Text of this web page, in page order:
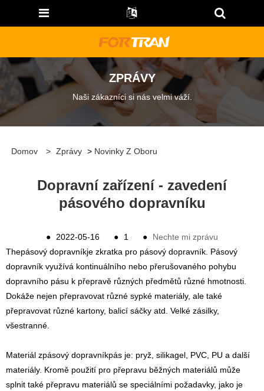
ZPRÁVY
Naši zákazníci si nás velmi váží.
Domov > Zprávy > Novinky Z Oboru
Dopravní zařízení - zavedení
pásového dopravníku
● 2022-05-16 ● 1 ●
Nechte mi zprávu
Thepásový dopravníkje zkratka pro pásový dopravník. Pásový
dopravník využívá kontinuálního nebo přerušovaného pohybu
dopravního pásu k přepravě různých předmětů různé hmotnosti.
Dokáže nejen přepravovat různé sypké materiály, ale také
přepravovat různé kartony, balicí sáčky atd. Velké zásilky,
všestranné.
Materiál zpásový dopravníkpás je: pryž, silikagel, PVC, PU a další
materiály. Kromě použití pro přepravu běžných materiálů může
splnit také přepravu materiálů se speciálními požadavky, jako je